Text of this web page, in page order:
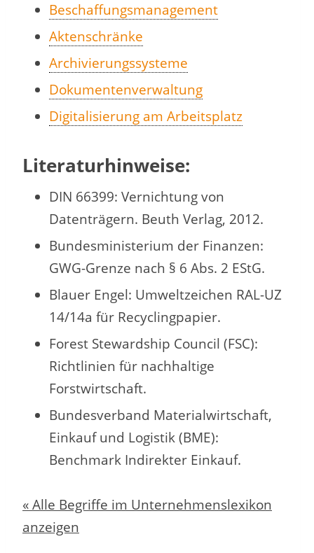
Beschaffungsmanagement
Aktenschränke
Archivierungssysteme
Dokumentenverwaltung
Digitalisierung am Arbeitsplatz
Literaturhinweise:
DIN 66399: Vernichtung von
Datenträgern. Beuth Verlag, 2012.
Bundesministerium der Finanzen:
GWG-Grenze nach § 6 Abs. 2 EStG.
Blauer Engel: Umweltzeichen RAL-UZ
14/14a für Recyclingpapier.
Forest Stewardship Council (FSC):
Richtlinien für nachhaltige
Forstwirtschaft.
Bundesverband Materialwirtschaft,
Einkauf und Logistik (BME):
Benchmark Indirekter Einkauf.
« Alle Begriffe im Unternehmenslexikon
anzeigen